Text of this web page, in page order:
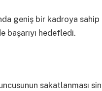
geniş bir kadroya sahip
başarıyı hedefledi.
sakatlanması